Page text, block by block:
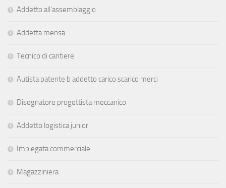
Addetto all’assemblaggio
Addetta mensa
Tecnico di cantiere
Autista patente b addetto carico scarico merci
Disegnatore progettista meccanico
Addetto logistica junior
Impiegata commerciale
Magazziniera